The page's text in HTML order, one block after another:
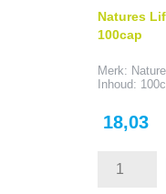
Natures
100cap
Merk:
Inhoud:
Prijs
18,03